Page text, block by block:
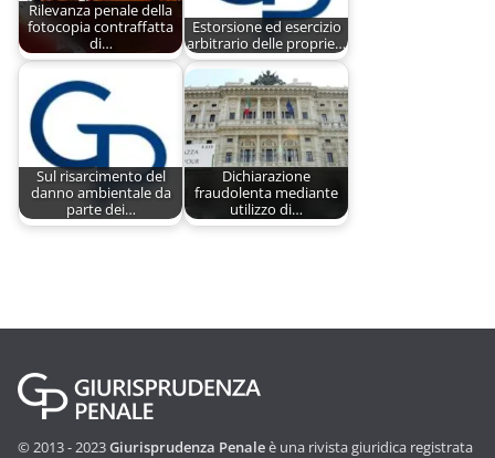
Rilevanza penale della
fotocopia contraffatta
di…
Estorsione ed esercizio
arbitrario delle proprie…
Sul risarcimento del
danno ambientale da
parte dei…
Dichiarazione
fraudolenta mediante
utilizzo di…
© 2013 - 2023Giurisprudenza Penaleè una rivista giuridica registrata